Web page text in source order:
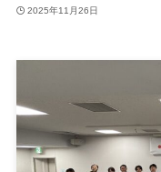
2025年11月26日